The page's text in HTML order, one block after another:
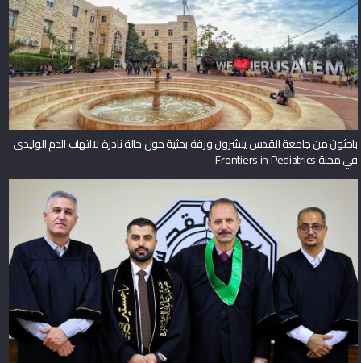
باحثون من جامعة القدس ينشرون ورقة بحثية حول حالة نادرة لالتهاب الدم الوليدي
في مجلة Frontiers in Pediatrics